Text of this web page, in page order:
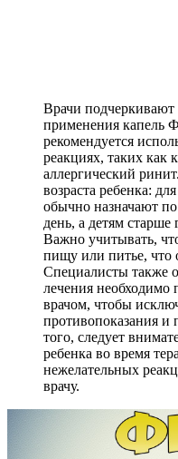
Врачи подчеркивают
применения капель
рекомендуется
реакциях, таких как
аллергический
возраста ребенка:
обычно назначают по
день, а детям
Важно учитывать,
пищу или питье, что
Специалисты также
лечения необходимо
врачом, чтобы
противопоказания
того, следует
ребенка во время
нежелательных
врачу.